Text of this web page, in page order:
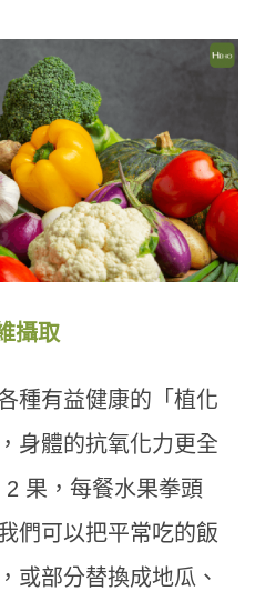
攝取
種有益健康的「植化
身體的抗氧化力更全
果，每餐水果拳頭
們可以把平常吃的飯
或部分替換成地瓜、